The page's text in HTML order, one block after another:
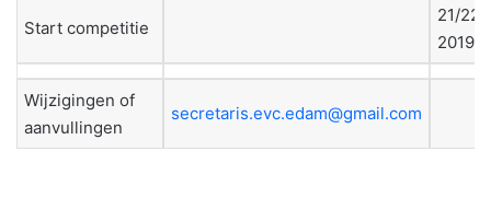
Start competitie
21/22
2019
Wijzigingen of
aanvullingen
secretaris.evc.edam@gmail.com